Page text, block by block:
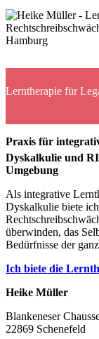
Lerntherapie für
Praxis für
Dyskalkulie und
Umgebung
Als integrative
Dyskalkulie biete
überwinden, das
Bedürfnisse der
Ich biete die
Heike Müller
Blankeneser
22869 Schenefeld